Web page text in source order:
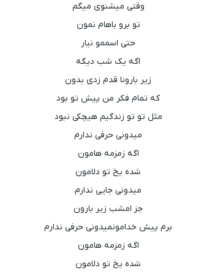
وقتی میشنوی میگم
تو برو باهام نمون
حتی اسممو نیار
اگه یک شب دیگه
زیر بارونا قدم زدی بدون
که تمام فکر من پیش تو بود
مثل تو تو زندگیم هیچکی نبود
میدونی حرفی ندارم
اگه زمزمه هامون
شده یخ تو دلامون
میدونی جایی ندارم
جز امشب زیر بارون
برم پیش خدامونمیدونی حرفی ندارم
اگه زمزمه هامون
شده یخ تو دلامون